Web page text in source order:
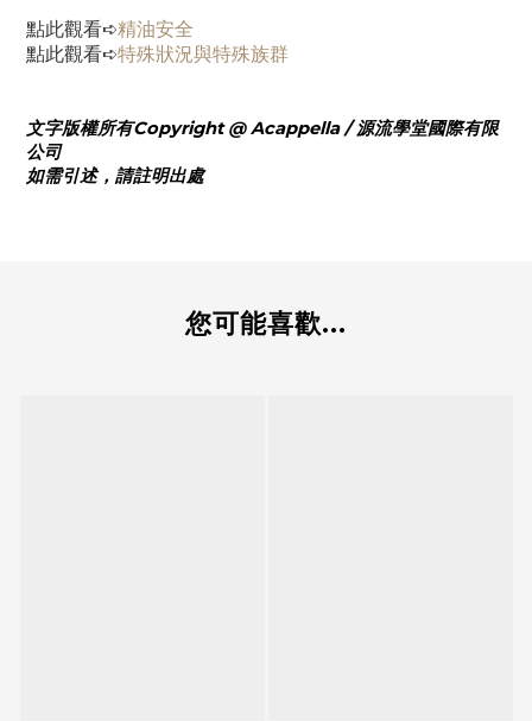
點此觀看➪精油安全
點此觀看➪特殊狀況與特殊族群
文字版權所有Copyright @ Acappella / 源流學堂國際有限
公司
如需引述，請註明出處
您可能喜歡...